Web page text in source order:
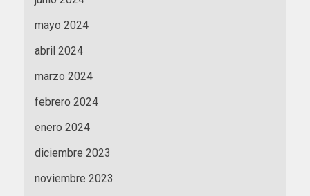
mayo 2024
abril 2024
marzo 2024
febrero 2024
enero 2024
diciembre 2023
noviembre 2023